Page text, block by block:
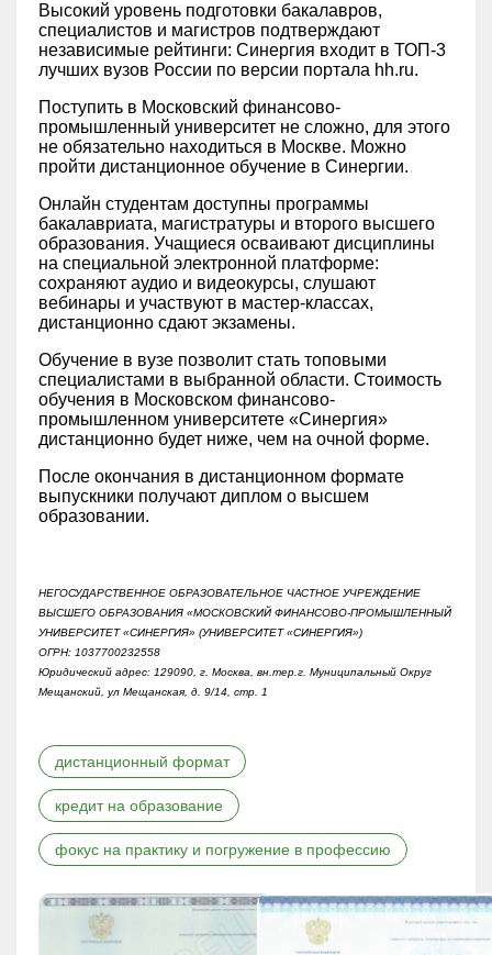
дистанционный формат
кредит на образование
фокус на практику и погружение в профессию
Высокий уровень подготовки бакалавров,
специалистов и магистров подтверждают
независимые рейтинги: ‎Синергия входит в ТОП-3
лучших вузов России по версии портала hh.ru.
Поступить в Московский финансово-
промышленный университет не сложно, для этого
не обязательно находиться в Москве. Можно
пройти дистанционное обучение в Синергии.
Онлайн студентам доступны программы
бакалавриата, магистратуры и второго высшего
образования. Учащиеся осваивают дисциплины
на специальной электронной платформе:
сохраняют аудио и видеокурсы, слушают
вебинары и участвуют в мастер-классах,
дистанционно сдают экзамены.
Обучение в вузе позволит стать топовыми
специалистами в выбранной области. Стоимость
обучения в Московском финансово-
промышленном университете «‎Синергия»‎
дистанционно будет ниже, чем на очной форме.
После окончания в дистанционном формате
выпускники получают диплом о высшем
образовании.
НЕГОСУДАРСТВЕННОЕ ОБРАЗОВАТЕЛЬНОЕ ЧАСТНОЕ УЧРЕЖДЕНИЕ
ВЫСШЕГО ОБРАЗОВАНИЯ «МОСКОВСКИЙ ФИНАНСОВО-ПРОМЫШЛЕННЫЙ
УНИВЕРСИТЕТ «СИНЕРГИЯ» (УНИВЕРСИТЕТ «СИНЕРГИЯ»)
ОГРН: 1037700232558
Юридический адрес: 129090, г. Москва, вн.тер.г. Муниципальный Округ
Мещанский, ул Мещанская, д. 9/14, стр. 1